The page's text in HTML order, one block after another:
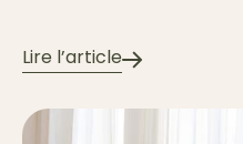
Lire l’article